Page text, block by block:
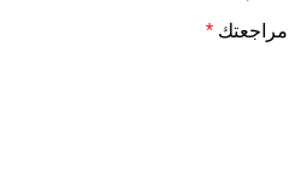
مراجعتك *